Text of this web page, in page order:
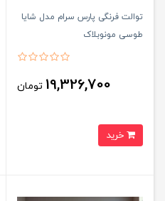
توالت فرنگی پارس سرام مدل شایا
طوسی مونوبلاک
19,326,700 تومان